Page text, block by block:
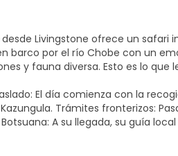
Livingstone ofrece un safari
barco por el río Chobe con un
y fauna diversa. Esto es lo que
El día comienza con la
y aduanas antes de
Bienvenido a Botsuana: A su llegada,